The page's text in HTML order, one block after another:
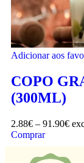
Adicionar aos
COPO
(300ML)
2.88€ – 91.90€
Comprar